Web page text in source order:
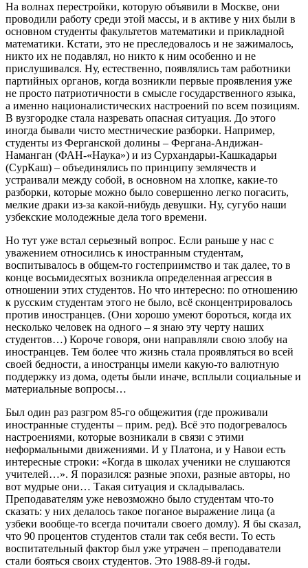
На волнах перестройки, которую объявили в Москве, они
проводили работу среди этой массы, и в активе у них были в
основном студенты факультетов математики и прикладной
математики. Кстати, это не преследовалось и не зажималось,
никто их не подавлял, но никто к ним особенно и не
прислушивался. Ну, естественно, появлялись там работники
партийных органов, когда возникли первые проявления уже
не просто патриотичности в смысле государственного языка,
а именно националистических настроений по всем позициям.
В вузгородке стала назревать опасная ситуация. До этого
иногда бывали чисто местнические разборки. Например,
студенты из Ферганской долины – Фергана-Андижан-
Наманган (ФАН-«Наука») и из Сурхандарьи-Кашкадарьи
(СурКаш) – объединялись по принципу землячеств и
устраивали между собой, в основном на хлопке, какие-то
разборки, которые можно было совершенно легко погасить,
мелкие драки из-за какой-нибудь девушки. Ну, сугубо наши
узбекские молодежные дела того времени.
Но тут уже встал серьезный вопрос. Если раньше у нас с
уважением относились к иностранным студентам,
воспитывалось в общем-то гостеприимство и так далее, то в
конце восьмидесятых возникла определенная агрессия в
отношении этих студентов. Но что интересно: по отношению
к русским студентам этого не было, всё сконцентрировалось
против иностранцев. (Они хорошо умеют бороться, когда их
несколько человек на одного – я знаю эту черту наших
студентов…) Короче говоря, они направляли свою злобу на
иностранцев. Тем более что жизнь стала проявляться во всей
своей бедности, а иностранцы имели какую-то валютную
поддержку из дома, одеты были иначе, всплыли социальные и
материальные вопросы…
Был один раз разгром 85-го общежития (где проживали
иностранные студенты – прим. ред). Всё это подогревалось
настроениями, которые возникали в связи с этими
неформальными движениями. И у Платона, и у Навои есть
интересные строки: «Когда в школах ученики не слушаются
учителей…». Я поразился: разные эпохи, разные авторы, но
вот мудрые они… Такая ситуация и складывалась.
Преподавателям уже невозможно было студентам что-то
сказать: у них делалось такое поганое выражение лица (а
узбеки вообще-то всегда почитали своего домлу). Я бы сказал,
что 90 процентов студентов стали так себя вести. То есть
воспитательный фактор был уже утрачен – преподаватели
стали бояться своих студентов. Это 1988-89-й годы.